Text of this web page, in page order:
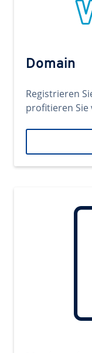
Domain
Registrieren
profitieren Sie